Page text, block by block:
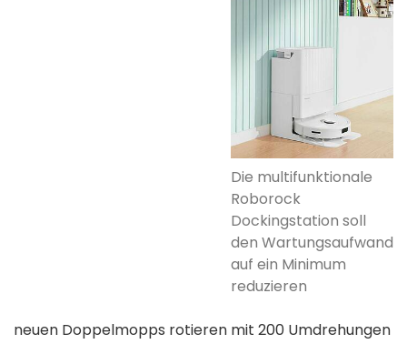
Die multifunktionale
Roborock
Dockingstation soll
den Wartungsaufwand
auf ein Minimum
reduzieren
neuen Doppelmopps rotieren mit 200 Umdrehungen